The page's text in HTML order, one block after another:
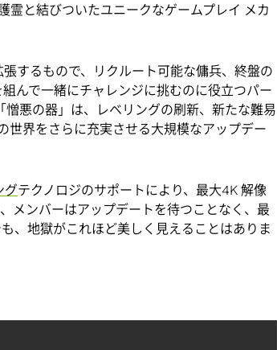
霊と結びついたユニークなゲームプレイ メカ
するもので、リクルート可能な傭兵、終盤の
んで一緒にチャレンジに挑むのに役立つパー
悪の器」は、レベリングの刷新、新たな難易
世界をさらに充実させる大規模なアップデー
グテクノロジのサポートにより、最大4K 解像
メンバーはアップデートを待つことなく、最
、地獄がこれほど美しく見えることはありま